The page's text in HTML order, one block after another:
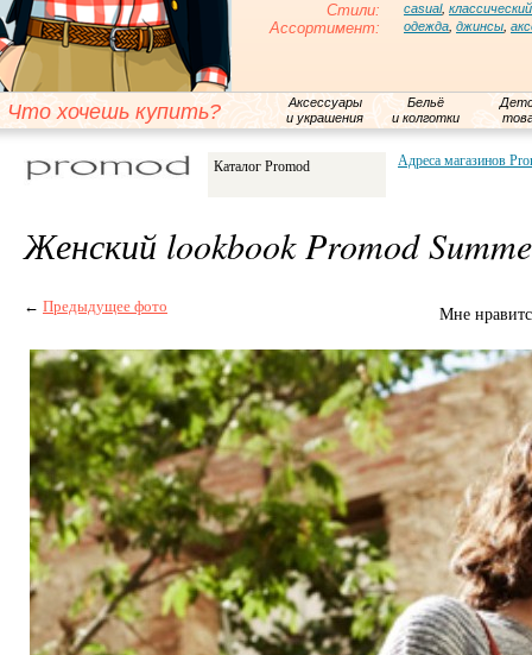
Стили: casual, классический
Ассортимент: одежда джинсы
Что хочешь купить?
Аксессуары
и украшения
Бельё
и колготки
Каталог Promod Адреса магазинов
Женский lookbook Promod
← Предыдущее фото Мне